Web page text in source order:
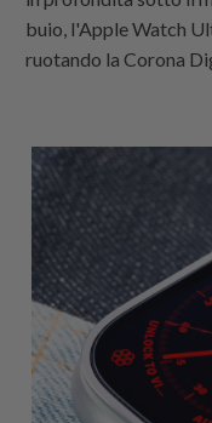
buio, l'Apple Watch
ruotando la Corona